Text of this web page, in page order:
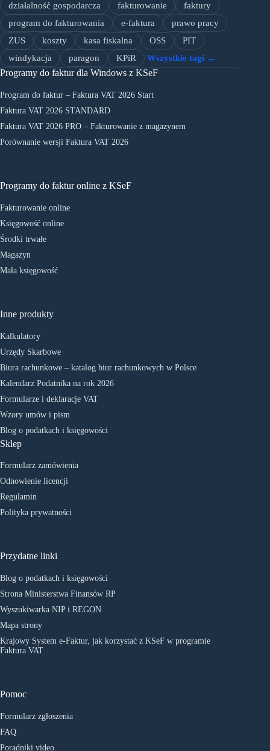
działalność gospodarcza
fakturowanie
faktury
program do fakturowania
e-faktura
prawo pracy
ZUS
koszty kasa fiskalna OSS
PIT
windykacja
paragon KPiR Wszystkie tagi →
Programy do faktur dla Windows z KSeF
Program do faktur – Faktura VAT 2026 Start
Faktura VAT 2026 STANDARD
Faktura VAT 2026 PRO – Fakturowanie z magazynem
Porównanie wersji Faktura VAT 2026
Programy do faktur online z KSeF
Fakturowanie online
Księgowość online
Środki trwałe
Magazyn
Mała księgowość
Inne produkty
Kalkulatory
Urzędy Skarbowe
Biura rachunkowe – katalog biur rachunkowych w Polsce
Kalendarz Podatnika na rok 2026
Formularze i deklaracje VAT
Wzory umów i pism
Blog o podatkach i księgowości
Sklep
Formularz zamówienia
Odnowienie licencji
Regulamin
Polityka prywatności
Przydatne linki
Blog o podatkach i księgowości
Strona Ministerstwa Finansów RP
Wyszukiwarka NIP i REGON
Mapa strony
Krajowy System e-Faktur, jak korzystać z KSeF w programie
Faktura VAT
Pomoc
Formularz zgłoszenia
FAQ
Poradniki video